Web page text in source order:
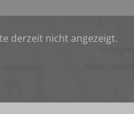
derzeit nicht angezeigt.